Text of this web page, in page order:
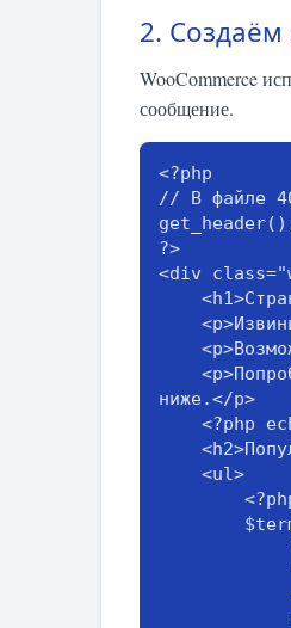
2.
WooCommerce
сообщение.
<?php
// В файле
?>
<div
ниже.</p>